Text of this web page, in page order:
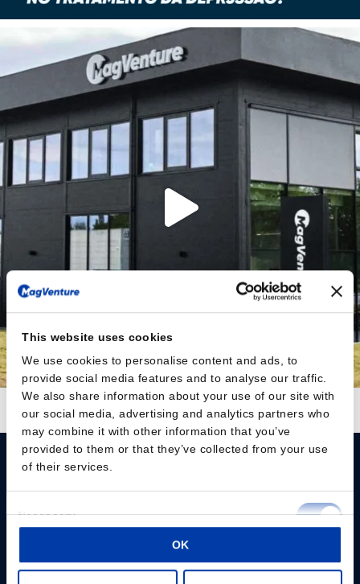
This website uses cookies
We use cookies to personalise content and ads, to
provide social media features and to analyse our traffic.
We also share information about your use of our site with
our social media, advertising and analytics partners who
may combine it with other information that you’ve
provided to them or that they’ve collected from your use
of their services.
Selection
Necessary
OK
Load More Follow on Instagram
Please give us your consent so we can answer you
Change consent